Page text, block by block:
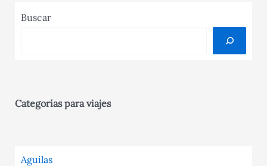
Buscar
Categorías para viajes
Aguilas